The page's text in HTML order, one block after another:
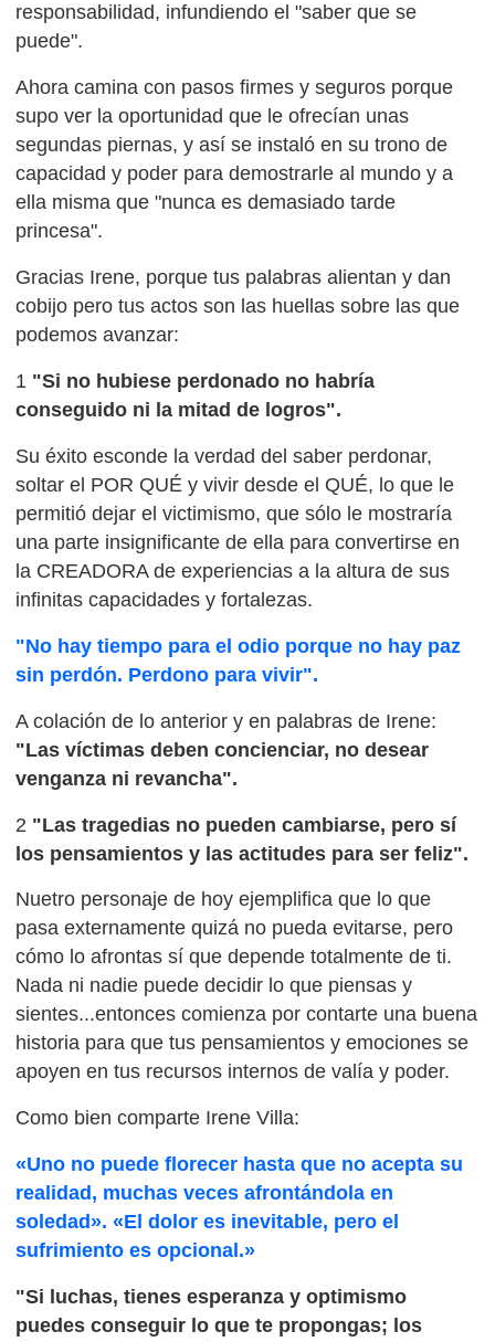
responsabilidad, infundiendo el "saber que se
puede".
Ahora camina con pasos firmes y seguros porque
supo ver la oportunidad que le ofrecían unas
segundas piernas, y así se instaló en su trono de
capacidad y poder para demostrarle al mundo y a
ella misma que "nunca es demasiado tarde
princesa".
Gracias Irene, porque tus palabras alientan y dan
cobijo pero tus actos son las huellas sobre las que
podemos avanzar:
1 "Si no hubiese perdonado no habría
conseguido ni la mitad de logros".
Su éxito esconde la verdad del saber perdonar,
soltar el POR QUÉ y vivir desde el QUÉ, lo que le
permitió dejar el victimismo, que sólo le mostraría
una parte insignificante de ella para convertirse en
la CREADORA de experiencias a la altura de sus
infinitas capacidades y fortalezas.
"No hay tiempo para el odio porque no hay paz
sin perdón. Perdono para vivir".
A colación de lo anterior y en palabras de Irene:
"Las víctimas deben concienciar, no desear
venganza ni revancha".
2 "Las tragedias no pueden cambiarse, pero sí
los pensamientos y las actitudes para ser feliz".
Nuetro personaje de hoy ejemplifica que lo que
pasa externamente quizá no pueda evitarse, pero
cómo lo afrontas sí que depende totalmente de ti.
Nada ni nadie puede decidir lo que piensas y
sientes...entonces comienza por contarte una buena
historia para que tus pensamientos y emociones se
apoyen en tus recursos internos de valía y poder.
Como bien comparte Irene Villa:
«Uno no puede florecer hasta que no acepta su
realidad, muchas veces afrontándola en
soledad». «El dolor es inevitable, pero el
sufrimiento es opcional.»
"Si luchas, tienes esperanza y optimismo
puedes conseguir lo que te propongas; los